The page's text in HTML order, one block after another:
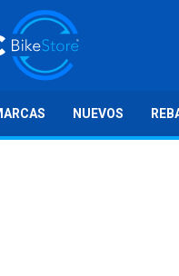
NUEVOS